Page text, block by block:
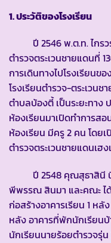
1. ประวัติของโรงเรียน
ปี 2546 พ.ต.ท. ไกรว
ตำรวจตระเวนชายแดนที่
การเดินทางไปโรงเรียนข
โรงเรียนตำรวจ-ตระเวน
ตำบลบ้องตี้ เป็นระยะทาง
ห้องเรียนมาเปิดทำการส
ห้องเรียน มีครู 2 คน โดยเ
ตำรวจตระเวนชายแดนเฮ
ปี 2548 คุณสุธาสินี นิ
พีพรรณ สินมา และคณะ ไ
ก่อสร้างอาคารเรียน 1 หลั
หลัง อาคารที่พักนักเรียนบ้
นักเรียนนายร้อยตำรวจรุ่